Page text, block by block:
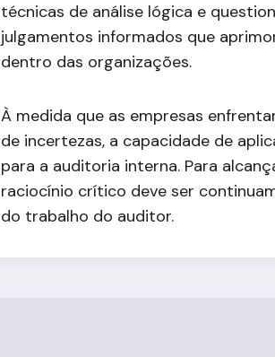
técnicas de análise lógica e
julgamentos informados que
dentro das organizações.
À medida que as empresas
de incertezas, a capacidade de
para a auditoria interna. Para
raciocínio crítico deve ser
do trabalho do auditor.